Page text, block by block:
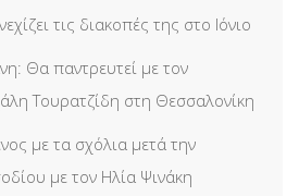
τις διακοπές της στο Ιόνιο
Θα παντρευτεί με τον
Τουρατζίδη στη Θεσσαλονίκη
με τα σχόλια μετά την
με τον Ηλία Ψινάκη